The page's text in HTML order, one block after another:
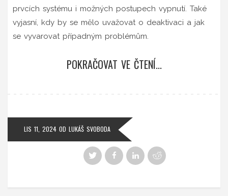
prvcích systému i možných postupech vypnutí. Také
vyjasní, kdy by se mělo uvažovat o deaktivaci a jak
se vyvarovat případným problémům.
POKRAČOVAT VE ČTENÍ...
LIS 11, 2024 OD LUKÁŠ SVOBODA